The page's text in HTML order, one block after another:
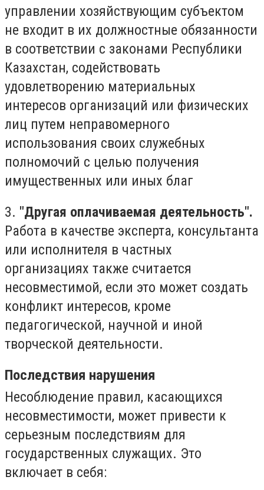
управлении хозяйствующим субъектом
не входит в их должностные обязанности
в соответствии с законами Республики
Казахстан, содействовать
удовлетворению материальных
интересов организаций или физических
лиц путем неправомерного
использования своих служебных
полномочий с целью получения
имущественных или иных благ
3. "Другая оплачиваемая деятельность".
Работа в качестве эксперта, консультанта
или исполнителя в частных
организациях также считается
несовместимой, если это может создать
конфликт интересов, кроме
педагогической, научной и иной
творческой деятельности.
Последствия нарушения
Несоблюдение правил, касающихся
несовместимости, может привести к
серьезным последствиям для
государственных служащих. Это
включает в себя: